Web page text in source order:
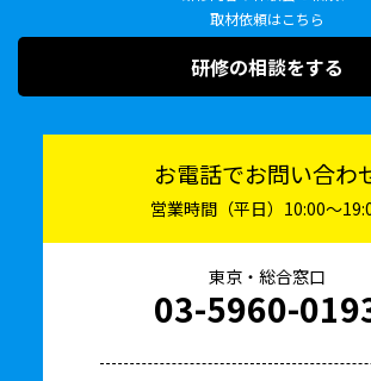
取材依頼はこちら
研修の相談をする
お電話でお問い合わ
営業時間（平日）10:00〜
東京・総合窓口
03-5960-